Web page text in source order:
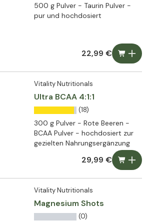
500 g Pulver - Taurin Pulver -
pur und hochdosiert
22,99 €
Vitality Nutritionals
Ultra BCAA 4:1:1
(18)
300 g Pulver - Rote Beeren -
BCAA Pulver - hochdosiert zur
gezielten Nahrungsergänzung
29,99 €
Vitality Nutritionals
Magnesium Shots
(0)